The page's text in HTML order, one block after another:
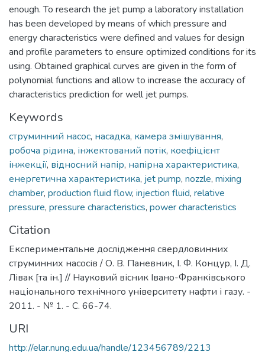
enough. To research the jet pump a laboratory installation
has been developed by means of which pressure and
energy characteristics were defined and values for design
and profile parameters to ensure optimized conditions for its
using. Obtained graphical curves are given in the form of
polynomial functions and allow to increase the accuracy of
characteristics prediction for well jet pumps.
Keywords
струминний насос, насадка, камера змішування,
робоча рідина, інжектований потік, коефіцієнт
інжекції, відносний напір, напірна характеристика,
енергетична характеристика, jet pump, nozzle, mixing
chamber, production fluid flow, injection fluid, relative
pressure, pressure characteristics, power characteristics
Citation
Експериментальне дослідження свердловинних
струминних насосів / О. В. Паневник, І. Ф. Концур, І. Д.
Лівак [та ін.] // Науковий вісник Івано-Франківського
національного технічного університету нафти і газу. -
2011. - № 1. - С. 66-74.
URI
http://elar.nung.edu.ua/handle/123456789/2213